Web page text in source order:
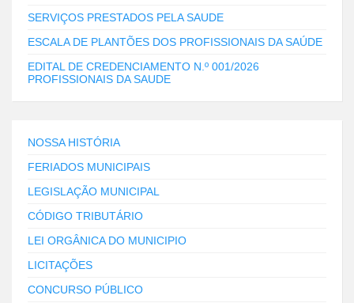
SERVIÇOS PRESTADOS PELA SAUDE
ESCALA DE PLANTÕES DOS PROFISSIONAIS DA SAÚDE
EDITAL DE CREDENCIAMENTO N.º 001/2026
PROFISSIONAIS DA SAUDE
NOSSA HISTÓRIA
FERIADOS MUNICIPAIS
LEGISLAÇÃO MUNICIPAL
CÓDIGO TRIBUTÁRIO
LEI ORGÂNICA DO MUNICIPIO
LICITAÇÕES
CONCURSO PÚBLICO